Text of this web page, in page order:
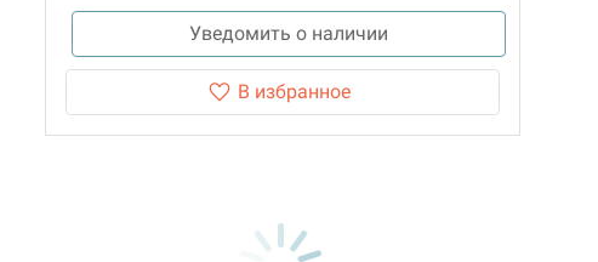
Уведомить о наличии
В избранное